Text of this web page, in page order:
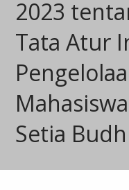
2023
Tata Atur
Setia